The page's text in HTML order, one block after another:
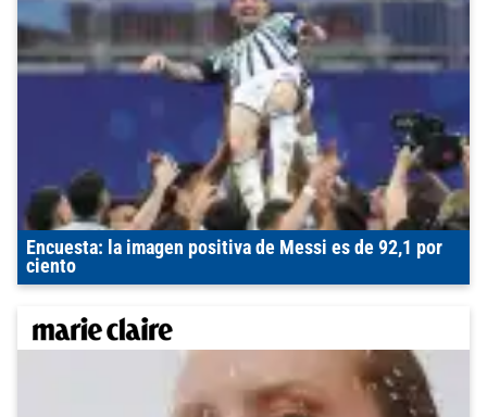
Encuesta: la imagen positiva de Messi es de 92,1 por
ciento